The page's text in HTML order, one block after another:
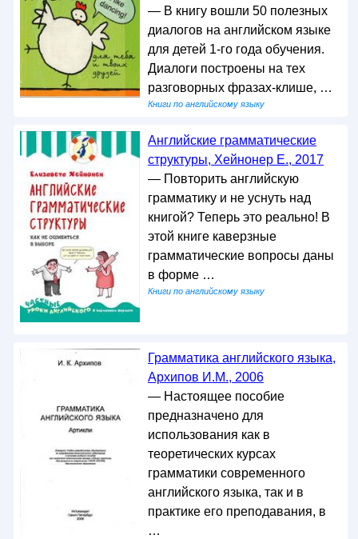
— В книгу вошли 50 полезных
диалогов на английском языке
для детей 1-го года обучения.
Диалоги построены на тех
разговорных фразах-клише, …
Книги по английскому языку
Английские грамматические
структуры, Хейнонер Е., 2017
— Повторить английскую
грамматику и не уснуть над
книгой? Теперь это реально! В
этой книге каверзные
грамматические вопросы даны
в форме …
Книги по английскому языку
Грамматика английского языка,
Архипов И.М., 2006
— Настоящее пособие
предназначено для
использования как в
теоретических курсах
грамматики современного
английского языка, так и в
практике его преподавания, в
…